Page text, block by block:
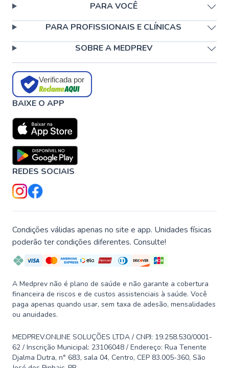
PARA VOCÊ
PARA PROFISSIONAIS E CLÍNICAS
SOBRE A MEDPREV
Verificada por
BAIXE O APP
REDES SOCIAIS
Condições válidas apenas no site e app. Unidades físicas
poderão ter condições diferentes. Consulte!
A Medprev não é plano de saúde e não garante a cobertura
financeira de riscos e de custos assistenciais à saúde. Você
paga apenas quando usar, sem taxa de adesão, mensalidades
ou anuidades.
MEDPREV.ONLINE SOLUÇÕES LTDA / CNPJ: 19.258.530/0001-
62 / Inscrição Municipal: 23106048 / Endereço: Rua Tenente
Djalma Dutra, n° 683, sala 04, Centro, CEP 83.005-360, São